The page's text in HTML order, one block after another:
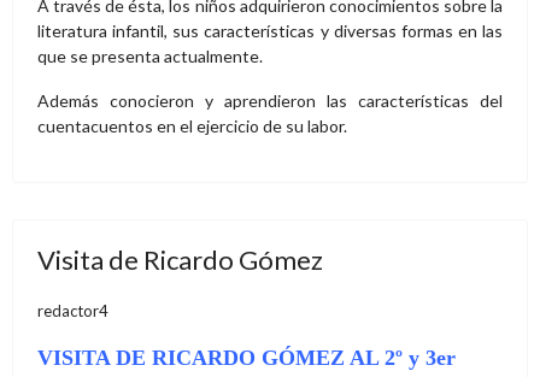
A través de ésta, los niños adquirieron conocimientos sobre la
literatura infantil, sus características y diversas formas en las
que se presenta actualmente.
Además conocieron y aprendieron las características del
cuentacuentos en el ejercicio de su labor.
Visita de Ricardo Gómez
redactor4
VISITA DE RICARDO GÓMEZ AL 2º y 3er